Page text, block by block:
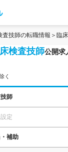
査技師の転職情報 臨
検査技師公開求
く
師
定
補助